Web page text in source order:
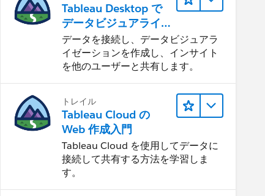
Tableau Desktop で
データビジュアライ
ゼーションをはじめ
る
データを接続し、データビジュアラ
イゼーションを作成し、インサイト
を他のユーザーと共有します。
トレイル
Tableau Cloud の
Web 作成入門
Tableau Cloud を使用してデータに
接続して共有する方法を学習しま
す。